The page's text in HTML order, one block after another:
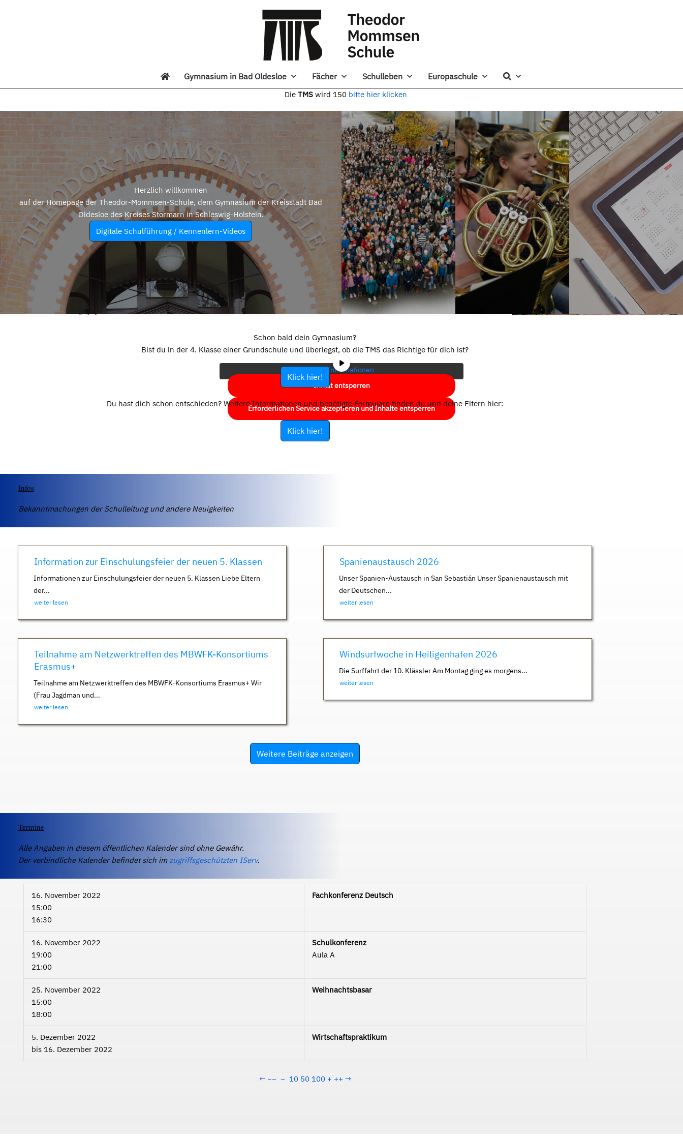
Gymnasium in Bad Oldesloe Fächer Schulleben Europaschule
Die TMS wird 150 bitte hier klicken
Herzlich willkommen
auf der Homepage der Theodor-Mommsen-Schule, dem Gymnasium der Kreisstadt Bad
Oldesloe des Kreises Stormarn in Schleswig-Holstein.
Digitale Schulführung / Kennenlern-Videos
eigentlichen Inhalt zuzugreifen, klicken Sie auf die Schaltfläche unten.
Bitte beachten Sie, dass dabei Daten an Drittanbieter weitergegeben
werden.
Mehr Informationen
Inhalt entsperren
Erforderlichen Service akzeptieren und Inhalte entsperren
Schon bald dein Gymnasium?
Bist du in der 4. Klasse einer Grundschule und überlegst, ob die TMS das Richtige für dich ist?
Klick hier!
Du hast dich schon entschieden? Weitere Informationen und benötigte Formulare finden du und deine Eltern hier:
Klick hier!
Infos
Bekanntmachungen der Schulleitung und andere Neuigkeiten
Information zur Einschulungsfeier der neuen 5. Klassen
Informationen zur Einschulungsfeier der neuen 5. Klassen Liebe Eltern
der...
weiter lesen
Spanienaustausch 2026
Unser Spanien-Austausch in San Sebastián Unser Spanienaustausch mit
der Deutschen...
weiter lesen
Teilnahme am Netzwerktreffen des MBWFK-Konsortiums
Erasmus+
Teilnahme am Netzwerktreffen des MBWFK-Konsortiums Erasmus+ Wir
(Frau Jagdman und...
weiter lesen
Windsurfwoche in Heiligenhafen 2026
Die Surffahrt der 10. Klässler Am Montag ging es morgens...
weiter lesen
Weitere Beiträge anzeigen
Termine
Alle Angaben in diesem öffentlichen Kalender sind ohne Gewähr.
Der verbindliche Kalender befindet sich imzugriffsgeschützten IServ.
16. November 2022
15:00
16:30
Fachkonferenz Deutsch
16. November 2022
19:00
21:00
Schulkonferenz
Aula A
25. November 2022
15:00
18:00
Weihnachtsbasar
5. Dezember 2022
bis 16. Dezember 2022
Wirtschaftspraktikum
← −− − 10 50 100 + ++ →